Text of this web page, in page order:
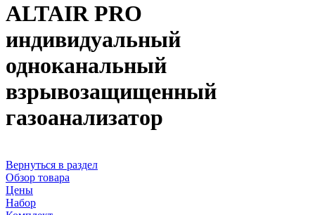
ALTAIR PRO
индивидуальный
одноканальный
взрывозащищенный
газоанализатор
Вернуться в раздел
Обзор товара
Цены
Набор